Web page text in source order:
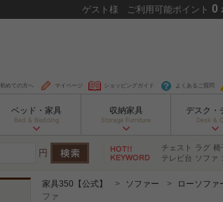
ゲスト 様 ご利用可能ポイント 0
初めての方へ マイページ ショッピングガイド よくあるご質問
ベッド・家具
Bed & Bedding
収納家具
Storage Furniture
デスク・
Desk &
円 チェスト ラグ 椅
テレビ台 ソファ
家具350【公式】 ソファー ローソファ
ファ